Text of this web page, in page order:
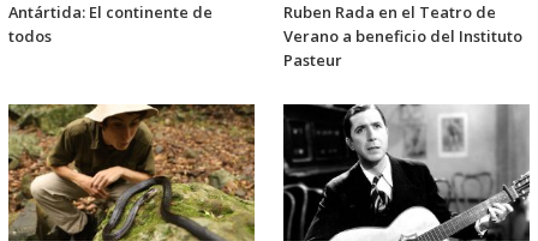
Antártida: El continente de
todos
Ruben Rada en el Teatro de
Verano a beneficio del Instituto
Pasteur